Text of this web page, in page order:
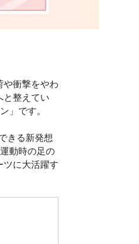
や衝撃をやわ
と整えてい
」です。
きる新発想
動時の足の
ツに大活躍す